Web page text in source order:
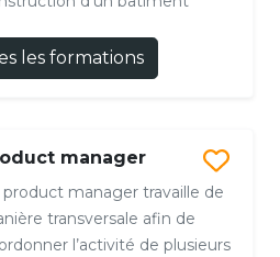
les formations
manager
product manager travaille de
transversale afin de
l’activité de plusieurs